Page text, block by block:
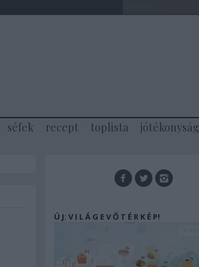
séfek recept toplista jótékonyság
Ú J: V I L Á G E V Ő T É R K É P!